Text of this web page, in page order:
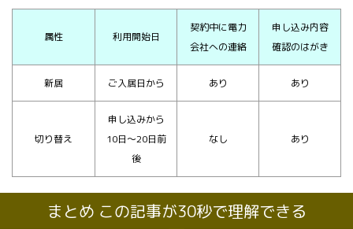
属性 利用開始日
契約中に電力
会社への連絡
申し込み内容
確認のはがき
新居 ご入居日から あり あり
切り替え
申し込みから
10日～20日前
後
なし あり
まとめ この記事が30秒で理解できる